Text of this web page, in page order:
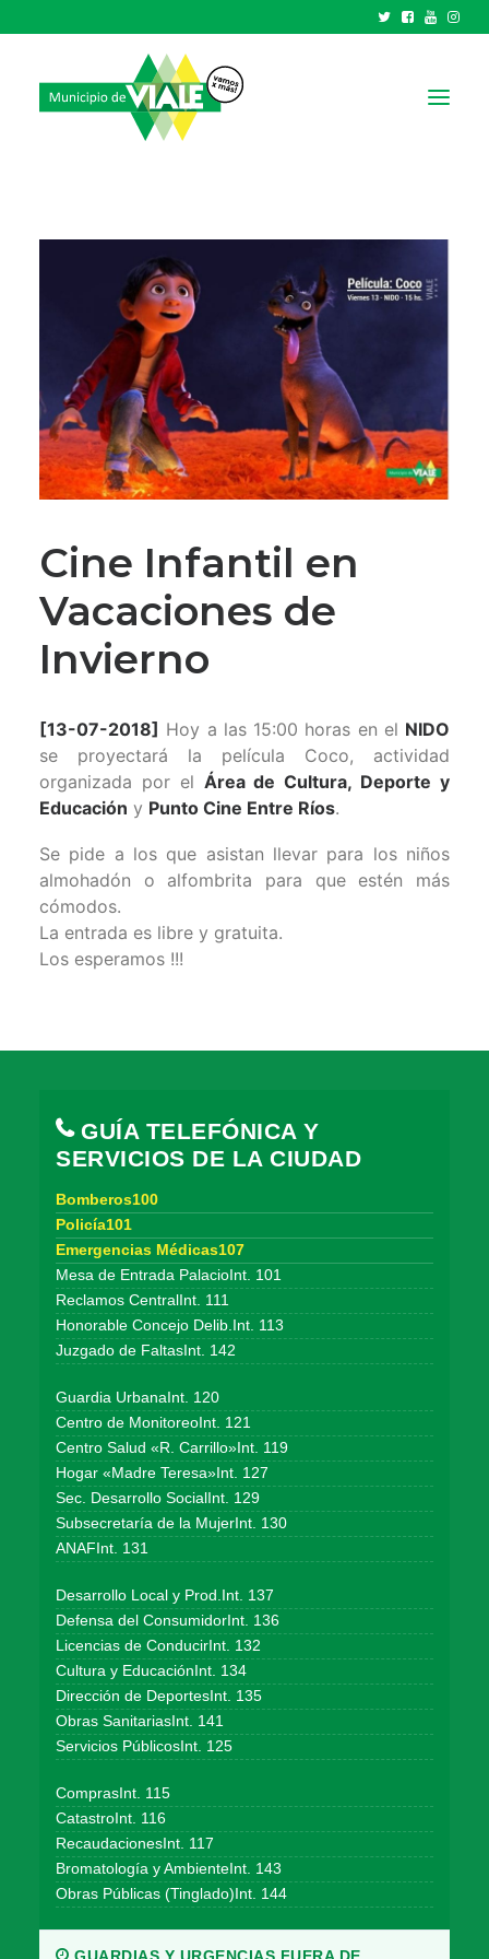
GOBIERNO
TRÁMITES Y SERVICIOS
PARQUE INDUSTRIAL
RECAUDACIONES
Cine Infantil en
Vacaciones de
Invierno
[13-07-2018] Hoy a las 15:00 horas en el NIDO
se proyectará la película Coco, actividad
organizada por el Área de Cultura, Deporte y
Educación y Punto Cine Entre Ríos.
Se pide a los que asistan llevar para los niños
almohadón o alfombrita para que estén más
cómodos.
La entrada es libre y gratuita.
Los esperamos !!!
GUÍA TELEFÓNICA Y
SERVICIOS DE LA CIUDAD
Bomberos100
Policía101
Emergencias Médicas107
Mesa de Entrada PalacioInt. 101
Reclamos CentralInt. 111
Honorable Concejo Delib.Int. 113
Juzgado de FaltasInt. 142
Guardia UrbanaInt. 120
Centro de MonitoreoInt. 121
Centro Salud «R. Carrillo»Int. 119
Hogar «Madre Teresa»Int. 127
Sec. Desarrollo SocialInt. 129
Subsecretaría de la MujerInt. 130
ANAFInt. 131
Desarrollo Local y Prod.Int. 137
Defensa del ConsumidorInt. 136
Licencias de ConducirInt. 132
Cultura y EducaciónInt. 134
Dirección de DeportesInt. 135
Obras SanitariasInt. 141
Servicios PúblicosInt. 125
ComprasInt. 115
CatastroInt. 116
RecaudacionesInt. 117
Bromatología y AmbienteInt. 143
Obras Públicas (Tinglado)Int. 144